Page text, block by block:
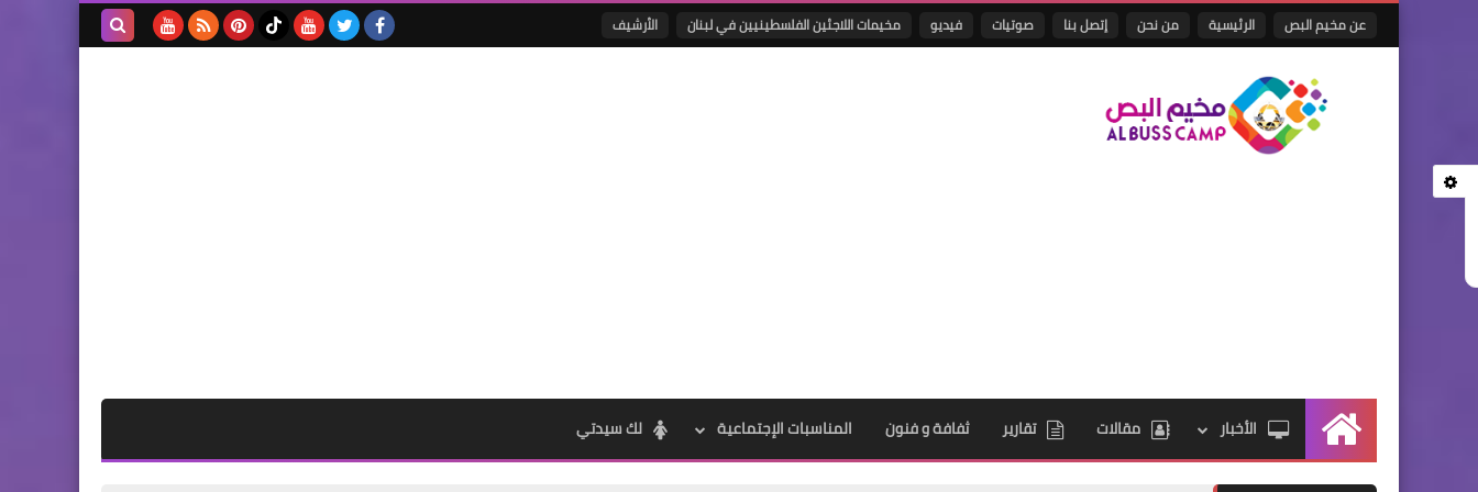
عن مخيم البص الرئيسية من نحن إتصل بنا صوتيات فيديو مخيمات اللاجئين الفلسطينيين في لبنان الأرشيف
الرئيسيةالأخبار مقالات تقارير ثفافة و فنون المناسبات الإجتماعية لك سيدتي
المستشفيات اللبنانية مبنية
على سعر صرف الدولار القديم
الرياضة
لمهرجان المرحوم الكجك في